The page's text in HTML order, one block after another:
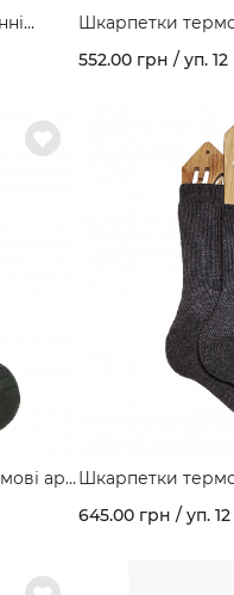
Шкарпетки
552.00 грн / уп. 12
арт.Шкарпетки
645.00 грн / уп.